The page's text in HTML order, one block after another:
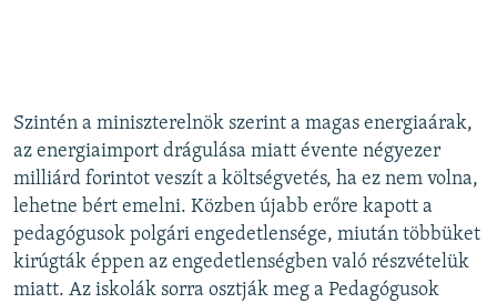
Szintén a miniszterelnök szerint a magas energiaárak,
az energiaimport drágulása miatt évente négyezer
milliárd forintot veszít a költségvetés, ha ez nem volna,
lehetne bért emelni. Közben újabb erőre kapott a
pedagógusok polgári engedetlensége, miután többüket
kirúgták éppen az engedetlenségben való részvételük
miatt. Az iskolák sorra osztják meg a Pedagógusok